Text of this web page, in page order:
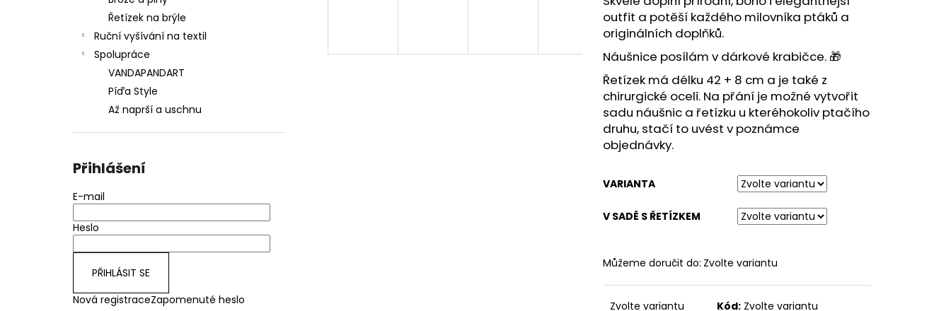
Řetízek na brýle
Ruční vyšívání na textil
Spolupráce
VANDAPANDART
Píďa Style
Až naprší a uschnu
Přihlášení
E-mail
Heslo
PŘIHLÁSIT SE
Nová registraceZapomenuté heslo
outfit a potěší každého milovníka ptáků a
originálních doplňků.
Náušnice posílám v dárkové krabičce. 🎁
Řetízek má délku 42 + 8 cm a je také z
chirurgické oceli. Na přání je možné vytvořit
sadu náušnic a řetízku u kteréhokoliv ptačího
druhu, stačí to uvést v poznámce
objednávky.
VARIANTA
V SADĚ S ŘETÍZKEM
Můžeme doručit do: Zvolte variantu
Zvolte variantu Kód: Zvolte variantu
550 Kč